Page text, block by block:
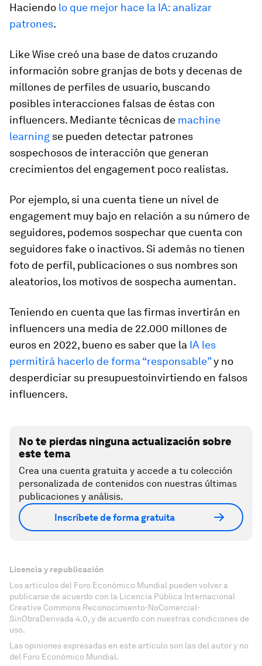
Haciendo lo que mejor hace la IA: analizar
patrones.
Like Wise creó una base de datos cruzando
información sobre granjas de bots y decenas de
millones de perfiles de usuario, buscando
posibles interacciones falsas de éstas con
influencers. Mediante técnicas de machine
learning se pueden detectar patrones
sospechosos de interacción que generan
crecimientos del engagement poco realistas.
Por ejemplo, si una cuenta tiene un nivel de
engagement muy bajo en relación a su número de
seguidores, podemos sospechar que cuenta con
seguidores fake o inactivos. Si además no tienen
foto de perfil, publicaciones o sus nombres son
aleatorios, los motivos de sospecha aumentan.
Teniendo en cuenta que las firmas invertirán en
influencers una media de 22.000 millones de
euros en 2022, bueno es saber que la IA les
permitirá hacerlo de forma “responsable”y no
desperdiciar su presupuestoinvirtiendo en falsos
influencers.
No te pierdas ninguna actualización sobre
este tema
Crea una cuenta gratuita y accede a tu colección
personalizada de contenidos con nuestras últimas
publicaciones y análisis.
Inscríbete de forma gratuita
Licencia y republicación
Los artículos del Foro Económico Mundial pueden volver a
publicarse de acuerdo con la Licencia Pública Internacional
Creative Commons Reconocimiento-NoComercial-
SinObraDerivada 4.0, y de acuerdo con nuestras condiciones de
uso.
Las opiniones expresadas en este artículo son las del autor y no
del Foro Económico Mundial.